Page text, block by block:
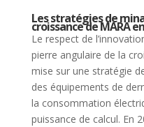
Les stratégies de
croissance de MARA
Le respect de
pierre angulaire de la
mise sur une stratégie
des équipements de
la consommation
puissance de calcul. En